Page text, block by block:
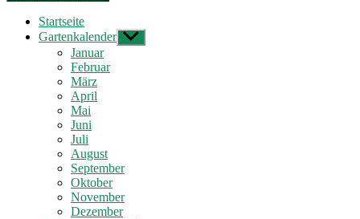
Startseite
Gartenkalender Untermenü
anzeigen
Januar
Februar
März
April
Mai
Juni
Juli
August
September
Oktober
November
Dezember